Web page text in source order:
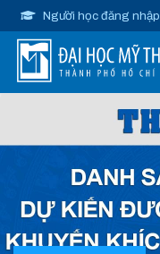
Người học đăng nhập